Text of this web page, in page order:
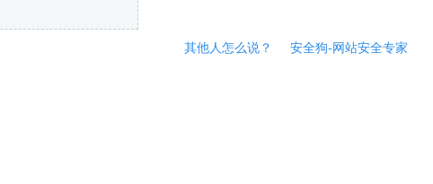
其他人怎么说？ 安全狗-网站安全专家